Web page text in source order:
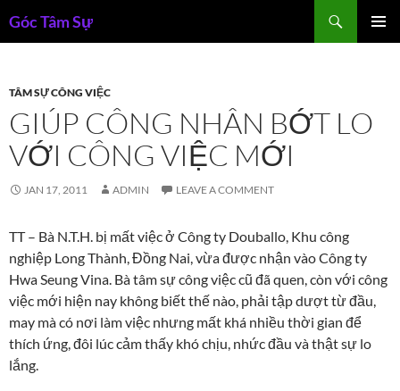
toGóc Tâm Sự
TÂM SỰ CÔNG VIỆC
GIÚP CÔNG NHÂN BỚT LO
VỚI CÔNG VIỆC MỚI
JAN 17, 2011 ADMIN LEAVE A COMMENT
TT – Bà N.T.H. bị mất việc ở Công ty Douballo, Khu công
nghiệp Long Thành, Đồng Nai, vừa được nhận vào Công ty
Hwa Seung Vina. Bà tâm sự công việc cũ đã quen, còn với công
việc mới hiện nay không biết thế nào, phải tập dượt từ đầu,
may mà có nơi làm việc nhưng mất khá nhiều thời gian để
thích ứng, đôi lúc cảm thấy khó chịu, nhức đầu và thật sự lo
lắng.